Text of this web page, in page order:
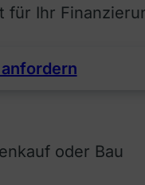
Ihr
oder Bau